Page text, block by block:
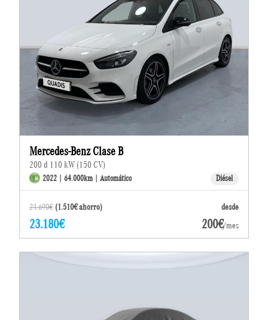
Mercedes-Benz Clase B
200 d 110 kW (150 CV)
2022 | 64.000km | Automático Diésel
24.690€ (1.510€ ahorro) desde
23.180€ 200€/mes